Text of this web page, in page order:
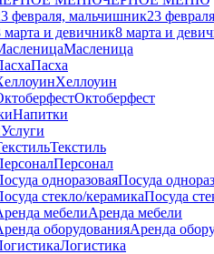
23
8 марта и
Масленица
Пасха
Хеллоуин
Октоберфест
Напитки
Услуги
Текстиль
Персонал
Посуда
Посуда
Аренда мебели
Аренда
Логистика